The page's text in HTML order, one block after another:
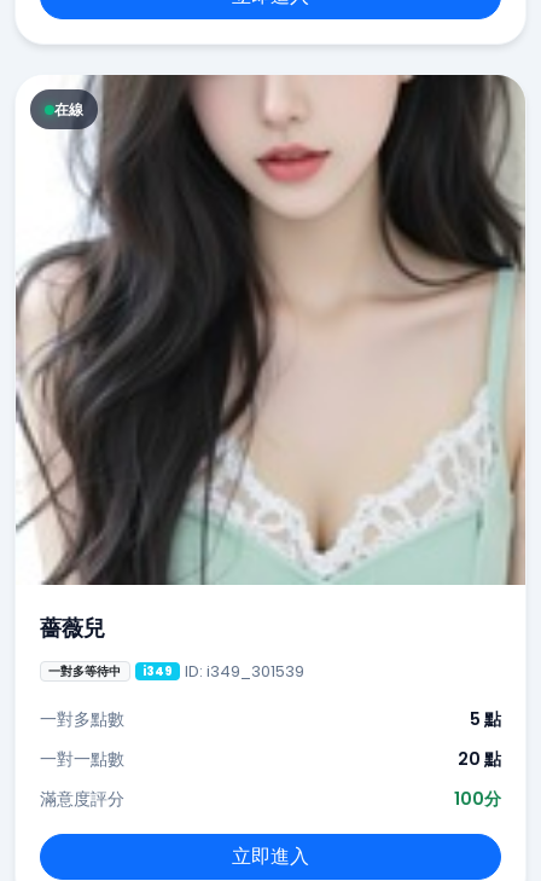
在線
薔薇兒
一對多等待中 i349 ID: i349_301539
一對多點數
5 點
一對一點數
20 點
滿意度評分
100分
立即進入